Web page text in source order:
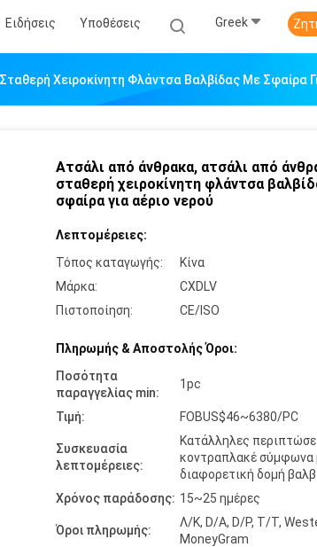
Ειδήσεις Υποθέσεις Greek
Χειροκίνητη Φλάντσα Βαλβίδας Με Σφαίρα
Ατσάλι από άνθρακα, ατσάλι από
σταθερή χειροκίνητη φλάντσα
σφαίρα για αέριο νερού
Λεπτομέρειες:
Τόπος καταγωγής:
Κίνα
Μάρκα:
CXDLV
Πιστοποίηση:
CE/ISO
Πληρωμής & Αποστολής Όροι:
Ποσότητα
παραγγελίας min:
1pc
Τιμή: FOBUS$46~6380/PC
Συσκευασία
λεπτομέρειες:
Κατάλληλες
κοντραπλακέ σύμφωνα
διαφορετική δομή
Χρόνος παράδοσης: 15~25 ημέρες
Όροι πληρωμής:
Λ/Κ, D/A, D/P, T/T,
MoneyGram